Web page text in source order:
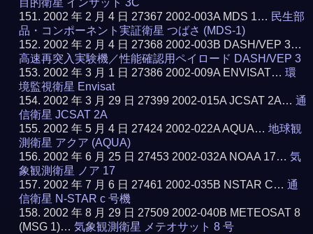
目的衛星 インサット 3C
2002 年 2 月 4 日 27367 2002-003A MDS 1… 民生部
品・コンポーネント実証衛星 つばさ (MDS-1)
2002 年 2 月 4 日 27368 2002-003B DASH/VEP 3…
高速再突入実験機／性能確認用ペイロード DASH/VEP 3
2002 年 3 月 1 日 27386 2002-009A ENVISAT…環
境監視衛星 Envisat
2002 年 3 月 29 日 27399 2002-015A JCSAT 2A…通
信衛星 JCSAT 2A
2002 年 5 月 4 日 27424 2002-022A AQUA…地球観
測衛星 アクア (AQUA)
2002 年 6 月 25 日 27453 2002-032A NOAA 17…気
象観測衛星 ノア 17
2002 年 7 月 6 日 27461 2002-035B NSTAR C…通
信衛星 N-STAR c 号機
2002 年 8 月 29 日 27509 2002-040B METEOSAT 8
(MSG 1)…気象観測衛星 メテオサット 8 号